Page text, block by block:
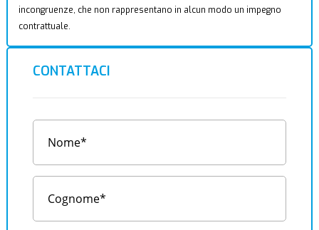
incongruenze, che non rappresentano in alcun modo un impegno
contrattuale.
CONTATTACI